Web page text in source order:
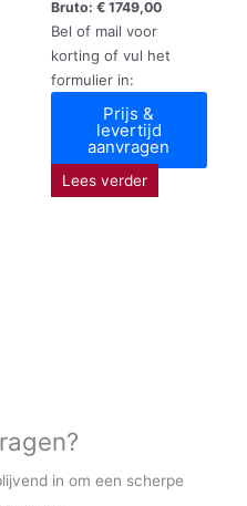
Bruto: €1749,00
Bel of mail voor
korting of vul het
formulier in:
Prijs &
levertijd
aanvragen
Lees verder
in om een scherpe